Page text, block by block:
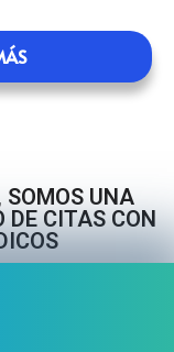
SOMOS UNA
DE CITAS CON